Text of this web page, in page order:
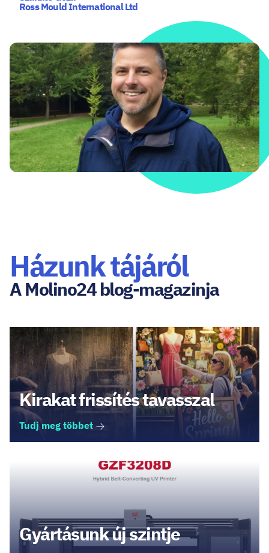
Ross Mould International Ltd
Házunk tájáról
A Molino24 blog-magazinja
Kirakat frissítés tavasszal
Tudj meg többet
Gyártásunk új szintje